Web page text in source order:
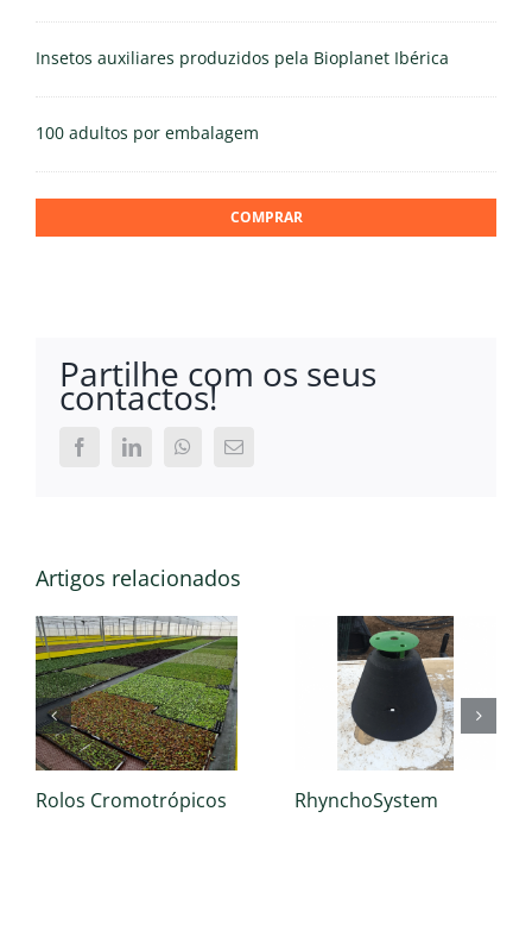
Insetos auxiliares produzidos pela Bioplanet Ibérica
100 adultos por embalagem
COMPRAR
Partilhe com os seus
contactos!
FacebookLinkedInWhatsApp
Email
Artigos relacionados
Rolos Cromotrópicos RhynchoSystem